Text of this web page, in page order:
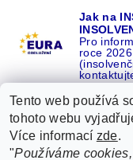
Jak na
Pro
roce
Recenze o NÁS na
Tento web používá
tohoto webu
Více informací zde.
"Používáme